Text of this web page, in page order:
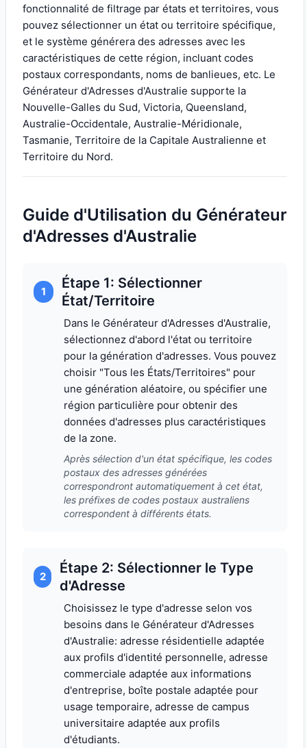
fonctionnalité de filtrage par états et territoires, vous
pouvez sélectionner un état ou territoire spécifique,
et le système générera des adresses avec les
caractéristiques de cette région, incluant codes
postaux correspondants, noms de banlieues, etc. Le
Générateur d'Adresses d'Australie supporte la
Nouvelle-Galles du Sud, Victoria, Queensland,
Australie-Occidentale, Australie-Méridionale,
Tasmanie, Territoire de la Capitale Australienne et
Territoire du Nord.
Guide d'Utilisation du Générateur
d'Adresses d'Australie
1
Étape 1: Sélectionner
État/Territoire
Dans le Générateur d'Adresses d'Australie,
sélectionnez d'abord l'état ou territoire
pour la génération d'adresses. Vous pouvez
choisir "Tous les États/Territoires" pour
une génération aléatoire, ou spécifier une
région particulière pour obtenir des
données d'adresses plus caractéristiques
de la zone.
Après sélection d'un état spécifique, les codes
postaux des adresses générées
correspondront automatiquement à cet état,
les préfixes de codes postaux australiens
correspondent à différents états.
2
Étape 2: Sélectionner le Type
d'Adresse
Choisissez le type d'adresse selon vos
besoins dans le Générateur d'Adresses
d'Australie: adresse résidentielle adaptée
aux profils d'identité personnelle, adresse
commerciale adaptée aux informations
d'entreprise, boîte postale adaptée pour
usage temporaire, adresse de campus
universitaire adaptée aux profils
d'étudiants.